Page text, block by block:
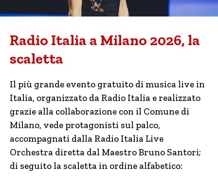
Radio Italia a Milano 2026, la
scaletta
Il più grande evento gratuito di musica live in
Italia, organizzato da Radio Italia e realizzato
grazie alla collaborazione con il Comune di
Milano, vede protagonisti sul palco,
accompagnati dalla Radio Italia Live
Orchestra diretta dal Maestro Bruno Santori;
di seguito la scaletta in ordine alfabetico: